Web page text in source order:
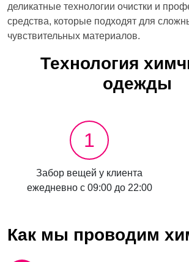
деликатные технологии очистки и
средства, которые подходят для
чувствительных материалов.
Технология
одежды
1
Забор вещей у клиента
ежедневно с 09:00 до 22:00
Как мы проводим